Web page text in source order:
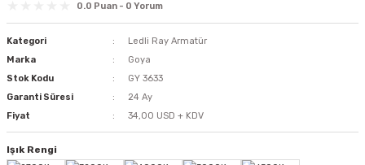
0.0 Puan - 0 Yorum
Kategori
Ledli Ray Armatür
Marka
Goya
Stok Kodu
GY 3633
Garanti Süresi
24 Ay
Fiyat
34,00 USD + KDV
Işık Rengi